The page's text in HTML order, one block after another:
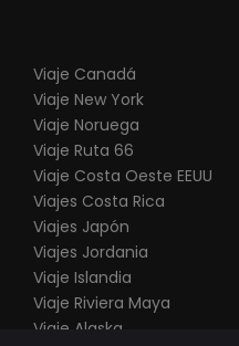
Viaje Canadá
Viaje New York
Viaje Noruega
Viaje Ruta 66
Viaje Costa Oeste EEUU
Viajes Costa Rica
Viajes Japón
Viajes Jordania
Viaje Islandia
Viaje Riviera Maya
Viaje Alaska